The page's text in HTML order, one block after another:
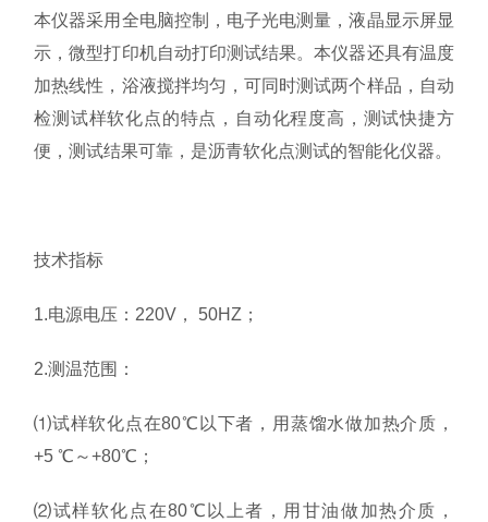
本仪器采用全电脑控制，电子光电测量，液晶显示屏显
示，微型打印机自动打印测试结果。本仪器还具有温度
加热线性，浴液搅拌均匀，可同时测试两个样品，自动
检测试样软化点的特点，自动化程度高，测试快捷方
便，测试结果可靠，是沥青软化点测试的智能化仪器。
技术指标
1.电源电压：220V， 50HZ；
2.测温范围：
⑴试样软化点在80℃以下者，用蒸馏水做加热介质，
+5 ℃～+80℃；
⑵试样软化点在80℃以上者，用甘油做加热介质，